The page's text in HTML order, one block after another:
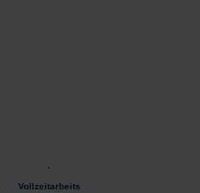
Vollzeitarbeits